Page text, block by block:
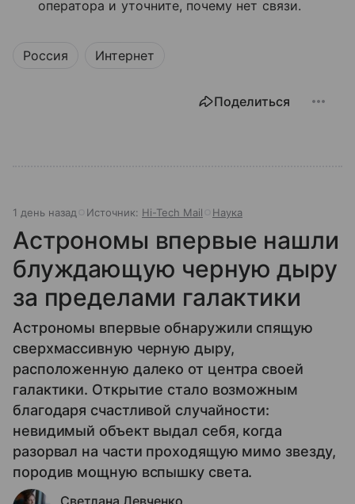
оператора и уточните, почему нет связи.
Россия Интернет
Поделиться
1 день назад Источник: Hi-Tech Mail Наука
Астрономы впервые нашли
блуждающую черную дыру
за пределами галактики
Астрономы впервые обнаружили спящую
сверхмассивную черную дыру,
расположенную далеко от центра своей
галактики. Открытие стало возможным
благодаря счастливой случайности:
невидимый объект выдал себя, когда
разорвал на части проходящую мимо звезду,
породив мощную вспышку света.
Светлана Левченко